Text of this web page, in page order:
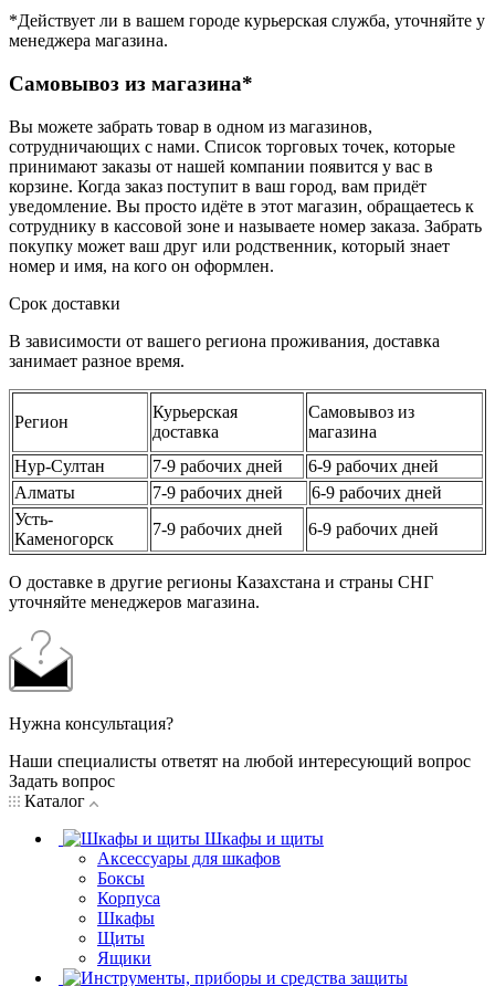
*Действует ли в вашем городе курьерская служба, уточняйте у
менеджера магазина.
Самовывоз из магазина*
Вы можете забрать товар в одном из магазинов,
сотрудничающих с нами. Список торговых точек, которые
принимают заказы от нашей компании появится у вас в
корзине. Когда заказ поступит в ваш город, вам придёт
уведомление. Вы просто идёте в этот магазин, обращаетесь к
сотруднику в кассовой зоне и называете номер заказа. Забрать
покупку может ваш друг или родственник, который знает
номер и имя, на кого он оформлен.
Срок доставки
В зависимости от вашего региона проживания, доставка
занимает разное время.
Регион
Курьерская
доставка
Самовывоз из
магазина
Нур-Султан
7-9 рабочих дней
6-9 рабочих дней
Алматы
7-9 рабочих дней
6-9 рабочих дней
Усть-
Каменогорск
7-9 рабочих дней 6-9 рабочих дней
О доставке в другие регионы Казахстана и страны СНГ
уточняйте менеджеров магазина.
Нужна консультация?
Наши специалисты ответят на любой интересующий вопрос
Задать вопрос
Каталог
Шкафы и щиты
Аксессуары для шкафов
Боксы
Корпуса
Шкафы
Щиты
Ящики